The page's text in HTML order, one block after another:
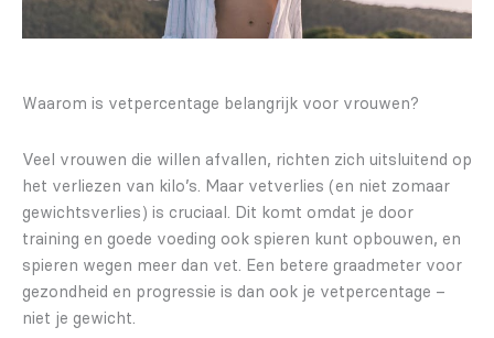
Waarom is vetpercentage belangrijk voor vrouwen?
Veel vrouwen die willen afvallen, richten zich uitsluitend op
het verliezen van kilo’s. Maar vetverlies (en niet zomaar
gewichtsverlies) is cruciaal. Dit komt omdat je door
training en goede voeding ook spieren kunt opbouwen, en
spieren wegen meer dan vet. Een betere graadmeter voor
gezondheid en progressie is dan ook je vetpercentage –
niet je gewicht.